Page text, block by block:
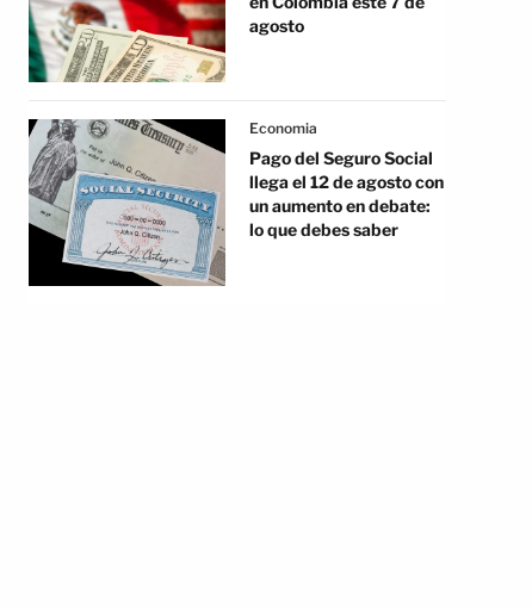
agosto
Economia
Pago del Seguro Social
llega el 12 de agosto con
un aumento en debate:
lo que debes saber